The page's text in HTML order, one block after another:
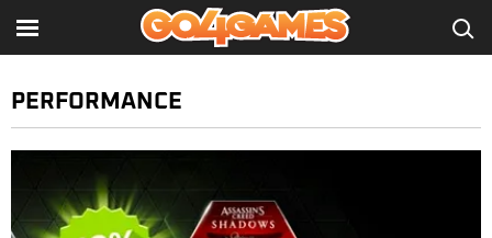
PERFORMANCE